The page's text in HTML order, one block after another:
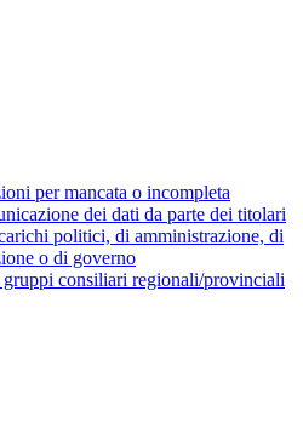
per mancata o incompleta
dei dati da parte dei titolari
politici, di amministrazione, di
o di governo
consiliari regionali/provinciali